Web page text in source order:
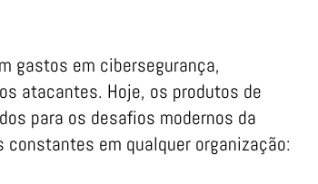
gastos em cibersegurança,
atacantes. Hoje, os produtos de
para os desafios modernos da
em qualquer organização: